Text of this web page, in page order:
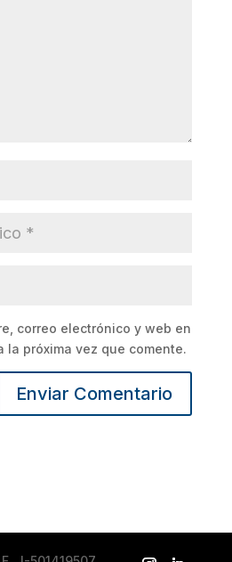
correo electrónico y web en
la próxima vez que comente.